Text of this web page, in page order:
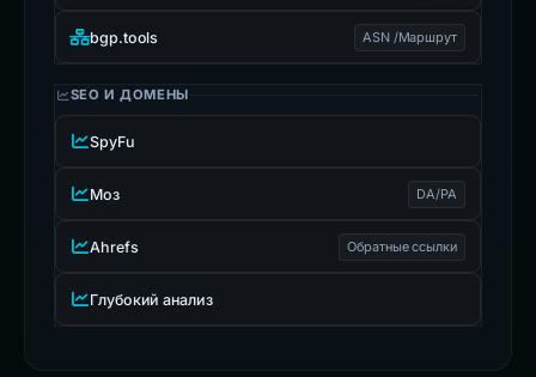
bgp.tools ASN /Маршрут
SEO И ДОМЕНЫ
SpyFu
Моз DA/PA
Ahrefs Обратные ссылки
Глубокий анализ